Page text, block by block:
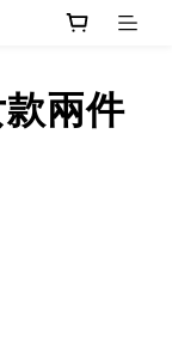
兩件